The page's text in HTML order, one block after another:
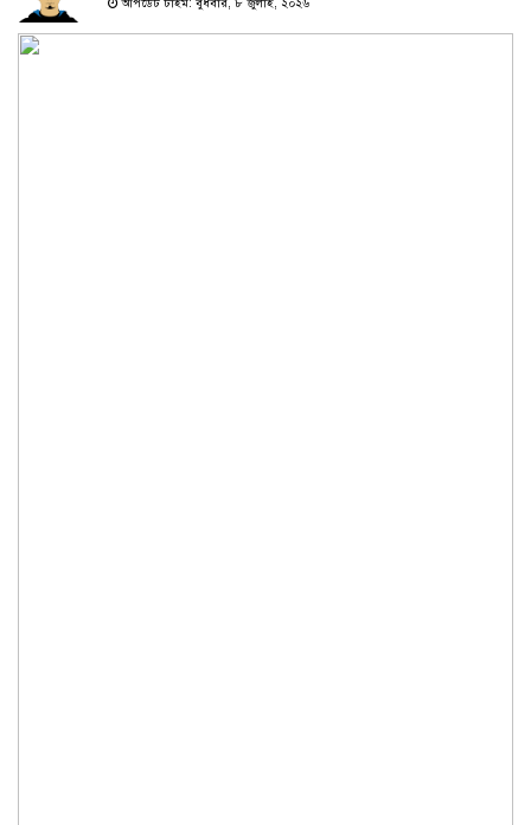
আপডেট টাইম: বুধবার, ৮ জুলাই, ২০২৬